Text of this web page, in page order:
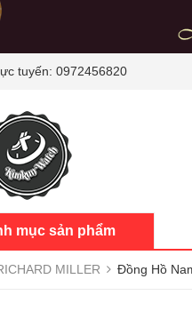
tuyến: 0972456820
mục sản phẩm
MILLER Đồng Hồ